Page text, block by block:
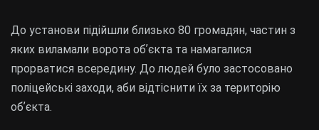
До установи підійшли близько 80 громадян, частин з
яких виламали ворота обʼєкта та намагалися
прорватися всередину. До людей було застосовано
поліцейські заходи, аби відтіснити їх за територію
обʼєкта.